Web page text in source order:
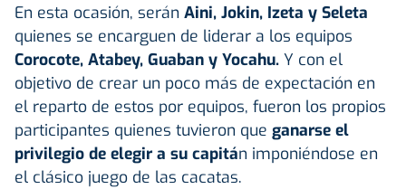
En esta ocasión, serán Aini, Jokin, Izeta y Seleta
quienes se encarguen de liderar a los equipos
Corocote, Atabey, Guaban y Yocahu. Y con el
objetivo de crear un poco más de expectación en
el reparto de estos por equipos, fueron los propios
participantes quienes tuvieron que ganarse el
privilegio de elegir a su capitán imponiéndose en
el clásico juego de las cacatas.